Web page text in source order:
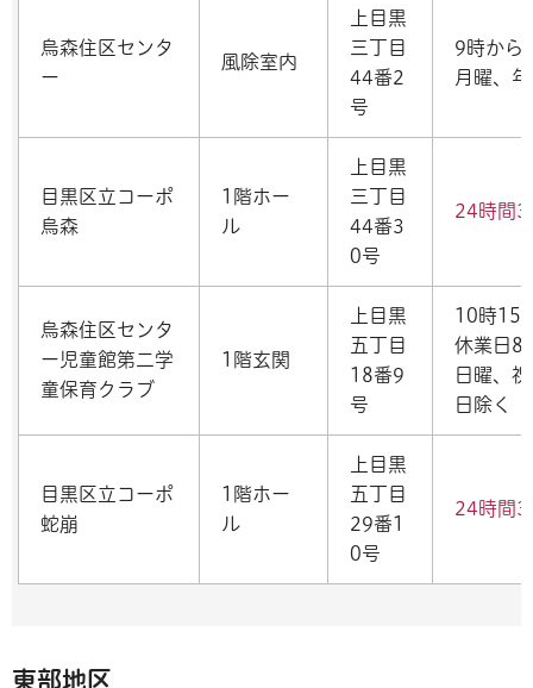
烏森住区センタ
ー
風除室内
上目黒
三丁目
44番2
号
9時から
月曜、
目黒区立コーポ
烏森
1階ホー
ル
上目黒
三丁目
44番3
0号
24時間
烏森住区センタ
ー児童館第二学
童保育クラブ
1階玄関
上目黒
五丁目
18番9
号
10時15
休業日8
日曜、
日除く
目黒区立コーポ
蛇崩
1階ホー
ル
上目黒
五丁目
29番1
0号
24時間
東部地区